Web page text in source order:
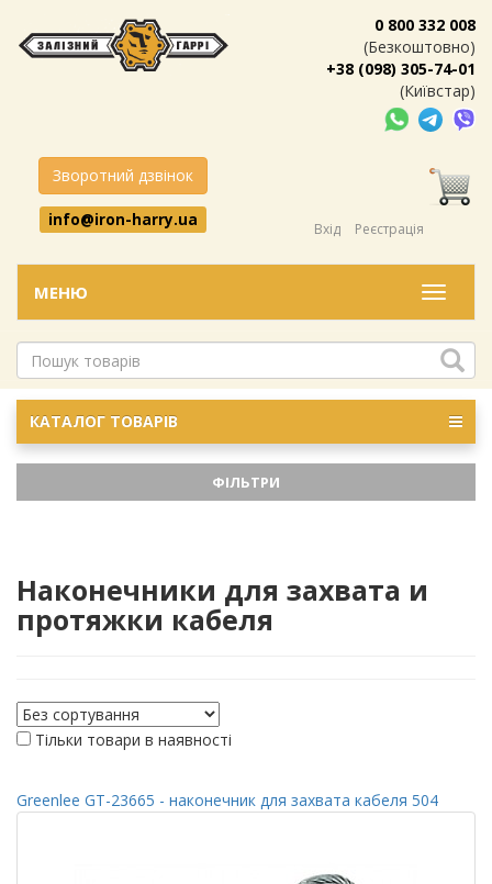
0 800 332 008
(Безкоштовно)
+38 (098) 305-74-01
(Київстар)
Зворотний дзвінок
info@iron-harry.ua
Вхід Реєстрація
Меню
МЕНЮ
КАТАЛОГ ТОВАРІВ
ФІЛЬТРИ
Наконечники для захвата и
протяжки кабеля
Тільки товари в наявності
Greenlee GT-23665 - наконечник для захвата кабеля 504